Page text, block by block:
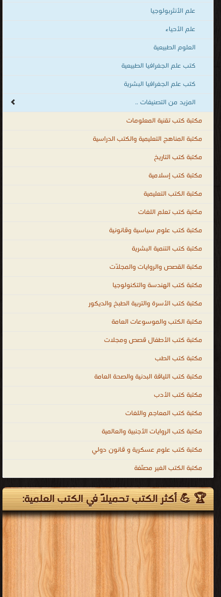
علم الأنثربولوجيا
علم الأحياء
العلوم الطبيعية
كتب علم الجغرافيا الطبيعية
كتب علم الجغرافيا البشرية
المزيد من التصنيفات ..
مكتبة كتب تقنية المعلومات
مكتبة المناهج التعليمية والكتب الدراسية
مكتبة كتب التاريخ
مكتبة كتب إسلامية
مكتبة الكتب التعليمية
مكتبة كتب تعلم اللغات
مكتبة كتب علوم سياسية وقانونية
مكتبة كتب التنمية البشرية
مكتبة القصص والروايات والمجلّات
مكتبة كتب الهندسة والتكنولوجيا
مكتبة كتب الأسرة والتربية الطبخ والديكور
مكتبة الكتب والموسوعات العامة
مكتبة كتب الأطفال قصص ومجلات
مكتبة كتب الطب
مكتبة كتب اللياقة البدنية والصحة العامة
مكتبة كتب الأدب
مكتبة كتب المعاجم واللغات
مكتبة كتب الروايات الأجنبية والعالمية
مكتبة كتب علوم عسكرية و قانون دولي
مكتبة الكتب الغير مصنّفة
🏆 💪 أكثر الكتب تحميلاً في الكتب العلمية: